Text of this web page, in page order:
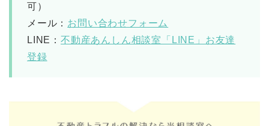
可）
メール： お問い合わせフォーム
LINE： 不動産あんしん相談室「LINE」お友達
登録